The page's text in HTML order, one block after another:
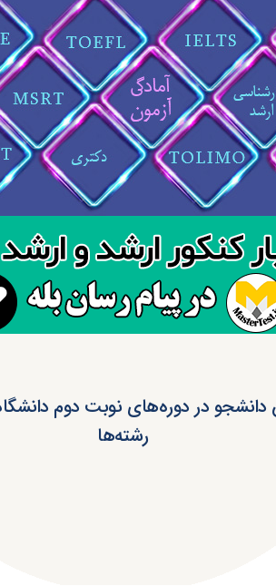
در دوره‌های نوبت دوم
رشته‌ها